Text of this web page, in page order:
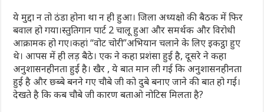
ये मुद्दा न तो ठंडा होना था न ही हुआ। जिला अध्यक्षो की बैठक में फिर
बवाल हो गया।स्तुतिगान पार्ट 2 चालू हुआ और समर्थक और विरोधी
आक्रामक हो गए।कहां “वोट चोरी”अभियान चलाने के लिए इकट्ठा हुए
थे। आपस में ही लड़ बैठे। एक ने कहा प्रशंसा हुई है, दूसरे ने कहा
अनुशासनहीनता हुईं है। खैर , ये बात मान ली गई कि अनुशासनहीनता
हुई है और छ्ब्बे बनने गए चौबे जी को दुबे बनाए जाने की बात हो गई।
देखते है कि कब चौबे जी कारण बताओ नोटिस मिलता है?